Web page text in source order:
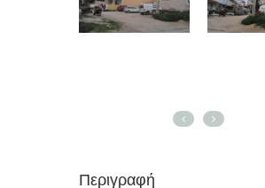
Περιγραφή